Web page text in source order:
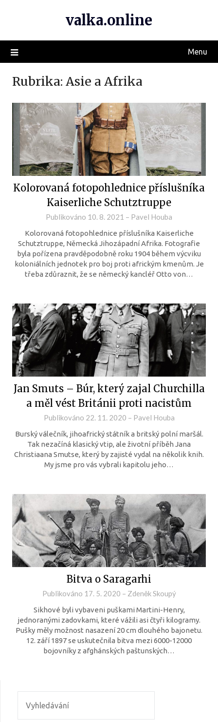
valka.online
Menu
Rubrika: Asie a Afrika
Kolorovaná fotopohlednice příslušníka
Kaiserliche Schutztruppe
Publikováno 10. 8. 2021 – Pavel Houba
Kolorovaná fotopohlednice příslušníka Kaiserliche
Schutztruppe, Německá Jihozápadní Afrika. Fotografie
byla pořízena pravděpodobně roku 1904 během výcviku
koloniálních jednotek pro boj proti africkým kmenům. Je
třeba zdůraznit, že se německý kancléř Otto von…
Jan Smuts – Búr, který zajal Churchilla
a měl vést Británii proti nacistům
Publikováno 22. 11. 2020 – Pavel Houba
Burský válečník, jihoafrický státník a britský polní maršál.
Tak nezačíná klasický vtip, ale životní příběh Jana
Christiaana Smutse, který by zajisté vydal na několik knih.
My jsme pro vás vybrali kapitolu jeho…
Bitva o Saragarhi
Publikováno 17. 5. 2020 – Zdeněk Skoupý
Sikhové byli vybaveni puškami Martini-Henry,
jednoranými zadovkami, které vážili asi čtyři kilogramy.
Pušky měly možnost nasazení 20 cm dlouhého bajonetu.
12. září 1897 se uskutečnila bitva mezi 6000-12000
bojovníky z afghánských paštunských…